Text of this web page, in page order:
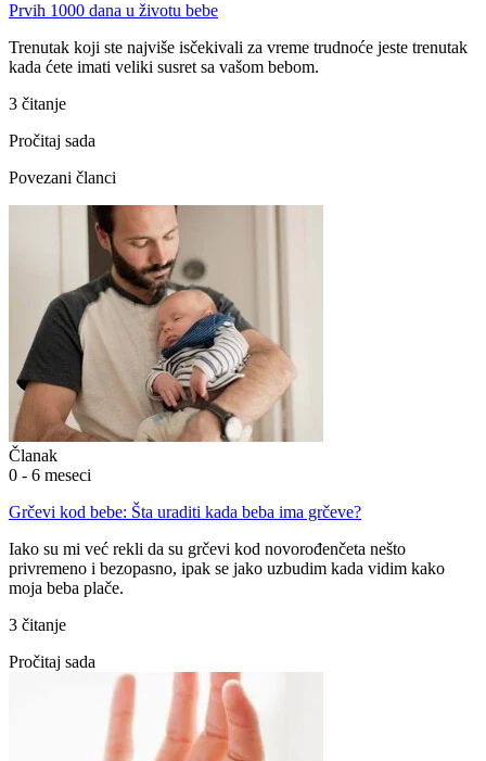
Prvih 1000 dana u životu bebe
Trenutak koji ste najviše isčekivali za vreme trudnoće jeste trenutak
kada ćete imati veliki susret sa vašom bebom.
3 čitanje
Pročitaj sada
Povezani članci
Članak
0 - 6 meseci
Grčevi kod bebe: Šta uraditi kada beba ima grčeve?
Iako su mi već rekli da su grčevi kod novorođenčeta nešto
privremeno i bezopasno, ipak se jako uzbudim kada vidim kako
moja beba plače.
3 čitanje
Pročitaj sada